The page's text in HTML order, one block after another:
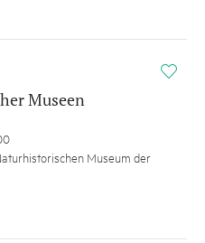
i
Museen
Museum der